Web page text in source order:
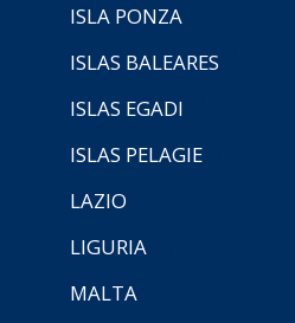
ISLA PONZA
ISLAS BALEARES
ISLAS EGADI
ISLAS PELAGIE
LAZIO
LIGURIA
MALTA